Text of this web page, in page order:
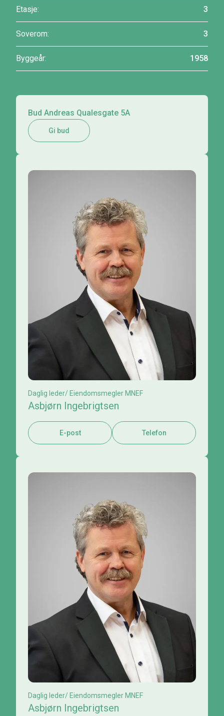
Etasje: 3
Soverom: 3
Byggeår: 1958
Bud Andreas Qualesgate 5A
Gi bud
Daglig leder/ Eiendomsmegler MNEF
Asbjørn Ingebrigtsen
E-post Telefon
Daglig leder/ Eiendomsmegler MNEF
Asbjørn Ingebrigtsen